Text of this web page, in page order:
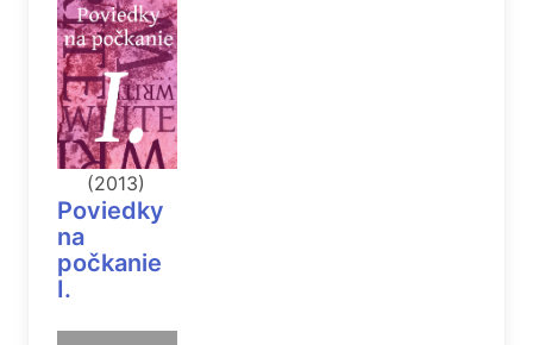
(2013)
Poviedky
na
počkanie
I.